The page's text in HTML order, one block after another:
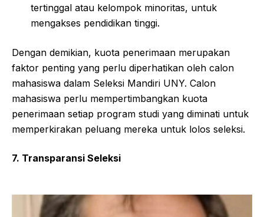
tertinggal atau kelompok minoritas, untuk
mengakses pendidikan tinggi.
Dengan demikian, kuota penerimaan merupakan
faktor penting yang perlu diperhatikan oleh calon
mahasiswa dalam Seleksi Mandiri UNY. Calon
mahasiswa perlu mempertimbangkan kuota
penerimaan setiap program studi yang diminati untuk
memperkirakan peluang mereka untuk lolos seleksi.
7. Transparansi Seleksi